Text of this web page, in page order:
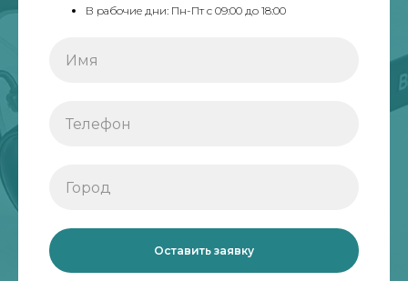
В рабочие дни: Пн-Пт с 09:00 до 18:00
Оставить заявку